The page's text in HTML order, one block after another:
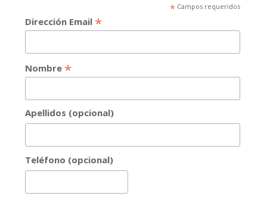
*Campos requeridos
Dirección Email *
Nombre *
Apellidos (opcional)
Teléfono (opcional)